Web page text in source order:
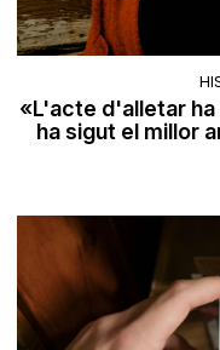
«L'acte d'alletar ha
ha sigut el millor